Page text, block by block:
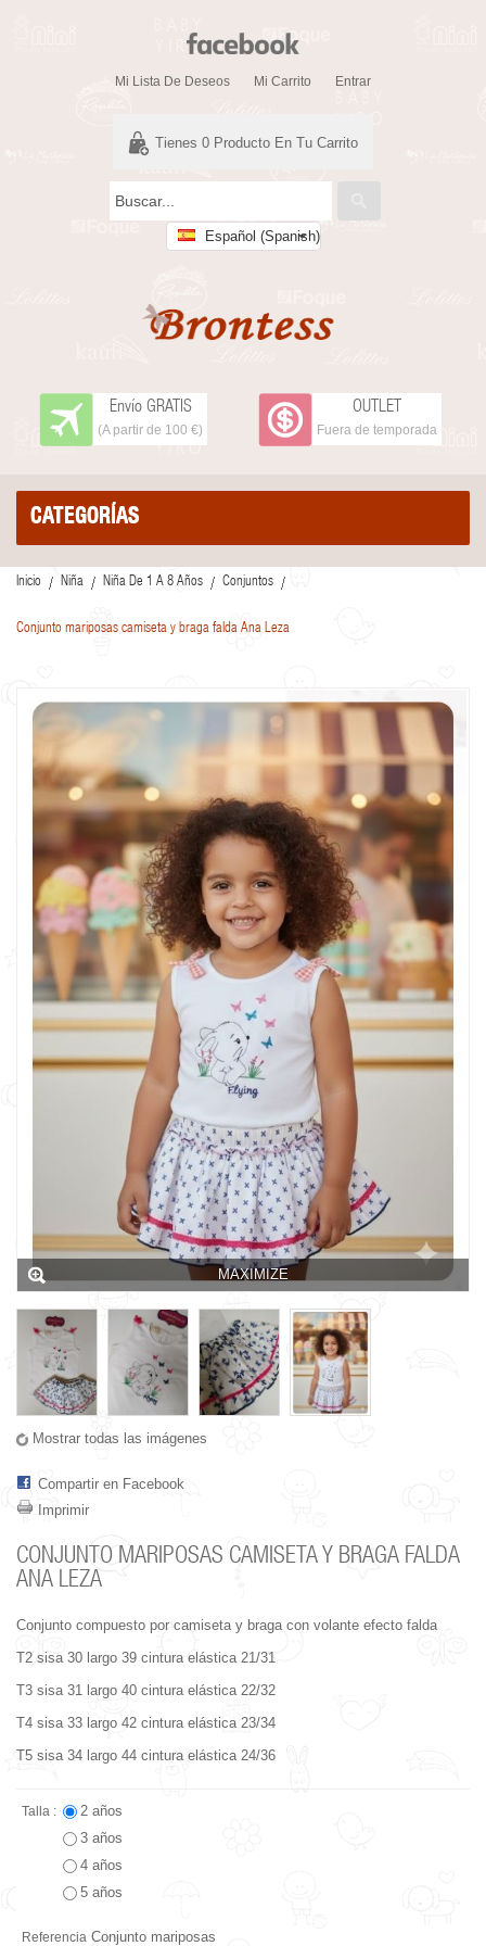
Mi Lista De Deseos Mi Carrito Entrar
Tienes 0 Producto En Tu Carrito
Español (Spanish)
Envío GRATIS
(A partir de 100 €)
OUTLET
Fuera de temporada
CATEGORÍAS
Inicio Niña Niña De 1 A 8 Años Conjuntos
Conjunto mariposas camiseta y braga falda Ana Leza
MAXIMIZE
Mostrar todas las imágenes
Compartir en Facebook
Imprimir
CONJUNTO MARIPOSAS CAMISETA Y BRAGA FALDA
ANA LEZA
Conjunto compuesto por camiseta y braga con volante efecto falda
T2 sisa 30 largo 39 cintura elástica 21/31
T3 sisa 31 largo 40 cintura elástica 22/32
T4 sisa 33 largo 42 cintura elástica 23/34
T5 sisa 34 largo 44 cintura elástica 24/36
Talla :
2 años
3 años
4 años
5 años
Referencia Conjunto mariposas